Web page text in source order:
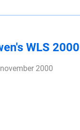
WLS 2000
2000